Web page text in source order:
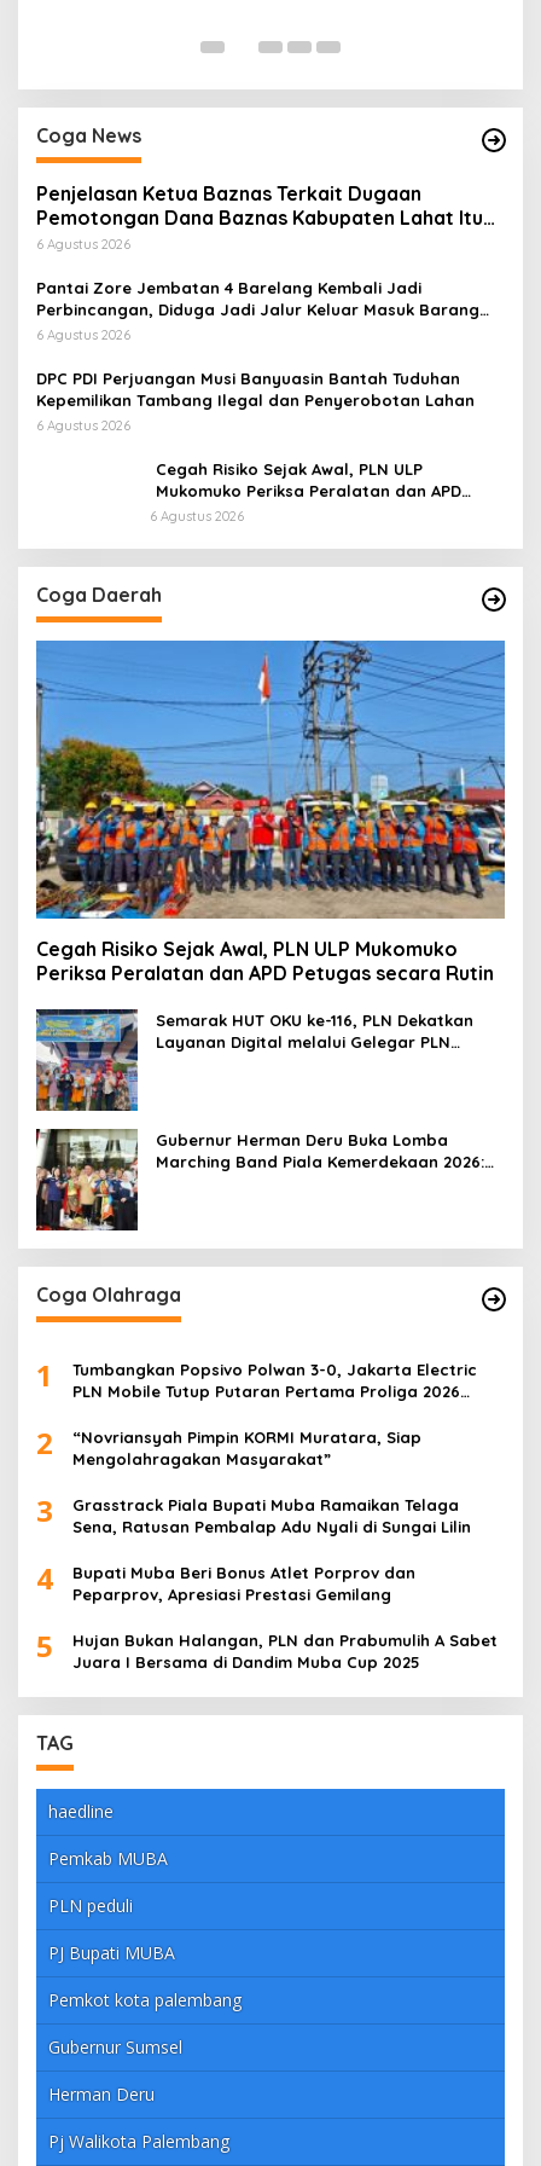
Coga News
Penjelasan Ketua Baznas Terkait Dugaan
Pemotongan Dana Baznas Kabupaten Lahat Itu
Tidak Benar
6 Agustus 2026
Pantai Zore Jembatan 4 Barelang Kembali Jadi
Perbincangan, Diduga Jadi Jalur Keluar Masuk Barang
Tanpa Dokumen Kepabeanan, Nama Berinisial WL
di Kawasan Pesisir
6 Agustus 2026
DPC PDI Perjuangan Musi Banyuasin Bantah Tuduhan
Kepemilikan Tambang Ilegal dan Penyerobotan Lahan
6 Agustus 2026
Cegah Risiko Sejak Awal, PLN ULP
Mukomuko Periksa Peralatan dan APD
Petugas secara Rutin
6 Agustus 2026
Coga Daerah
Cegah Risiko Sejak Awal, PLN ULP Mukomuko
Periksa Peralatan dan APD Petugas secara Rutin
Semarak HUT OKU ke-116, PLN Dekatkan
Layanan Digital melalui Gelegar PLN
Gubernur Herman Deru Buka Lomba
Marching Band Piala Kemerdekaan 2026:
Coga Olahraga
1
Tumbangkan Popsivo Polwan 3-0, Jakarta Electric
PLN Mobile Tutup Putaran Pertama Proliga 2026
2
“Novriansyah Pimpin KORMI Muratara, Siap
Mengolahragakan Masyarakat”
3
Grasstrack Piala Bupati Muba Ramaikan Telaga
Sena, Ratusan Pembalap Adu Nyali di Sungai Lilin
4
Bupati Muba Beri Bonus Atlet Porprov dan
Peparprov, Apresiasi Prestasi Gemilang
5
Hujan Bukan Halangan, PLN dan Prabumulih A Sabet
Juara I Bersama di Dandim Muba Cup 2025
TAG
haedline
Pemkab MUBA
PLN peduli
PJ Bupati MUBA
Pemkot kota palembang
Gubernur Sumsel
Herman Deru
Pj Walikota Palembang